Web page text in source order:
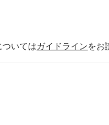
ついてはガイドラインをお